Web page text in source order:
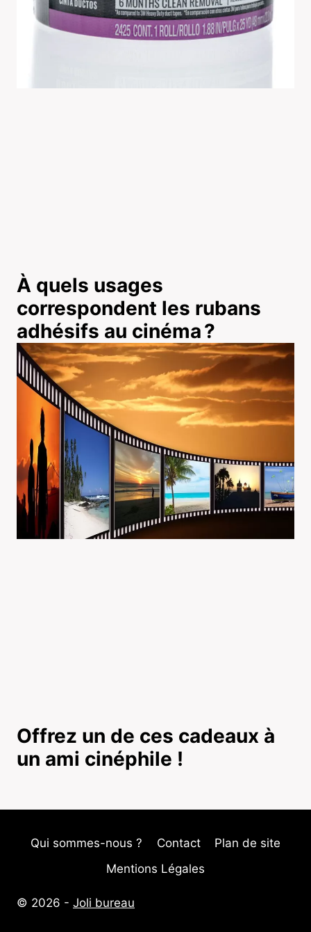
À quels usages
correspondent les rubans
adhésifs au cinéma ?
Offrez un de ces cadeaux à
un ami cinéphile !
Qui sommes-nous ? Contact
Plan de site
Mentions Légales
© 2026 - Joli bureau